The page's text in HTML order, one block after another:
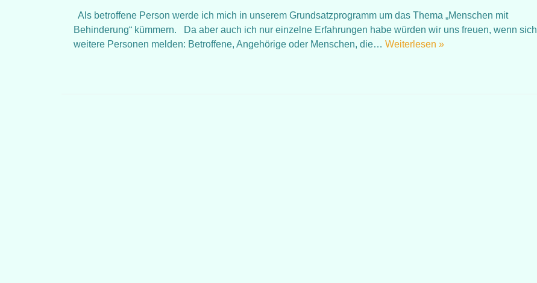
Als betroffene Person werde ich mich in unserem Grundsatzprogramm um das Thema „Menschen mit
Behinderung“ kümmern. Da aber auch ich nur einzelne Erfahrungen habe würden wir uns freuen, wenn sich
weitere Personen melden: Betroffene, Angehörige oder Menschen, die… Weiterlesen »